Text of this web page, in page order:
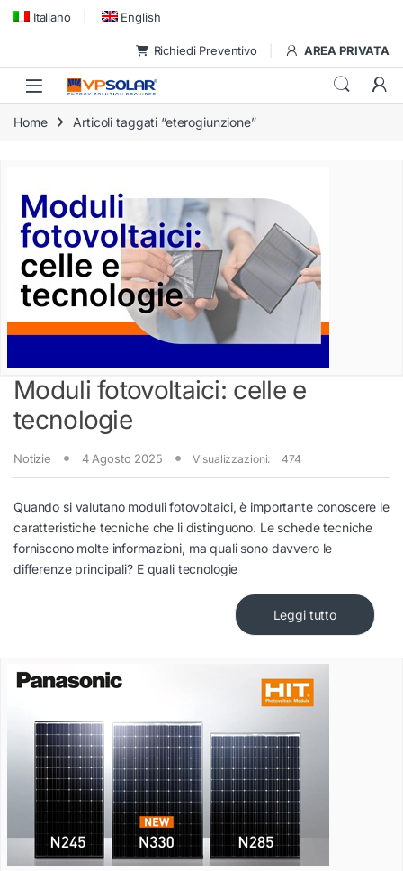
Skip to navigation
Skip to content
Italiano English
Richiedi Preventivo AREA PRIVATA
Home Articoli taggati “eterogiunzione”
Moduli fotovoltaici: celle e
tecnologie
Notizie 4 Agosto 2025 Visualizzazioni: 474
Quando si valutano moduli fotovoltaici, è importante conoscere le
caratteristiche tecniche che li distinguono. Le schede tecniche
forniscono molte informazioni, ma quali sono davvero le
differenze principali? E quali tecnologie
Leggi tutto